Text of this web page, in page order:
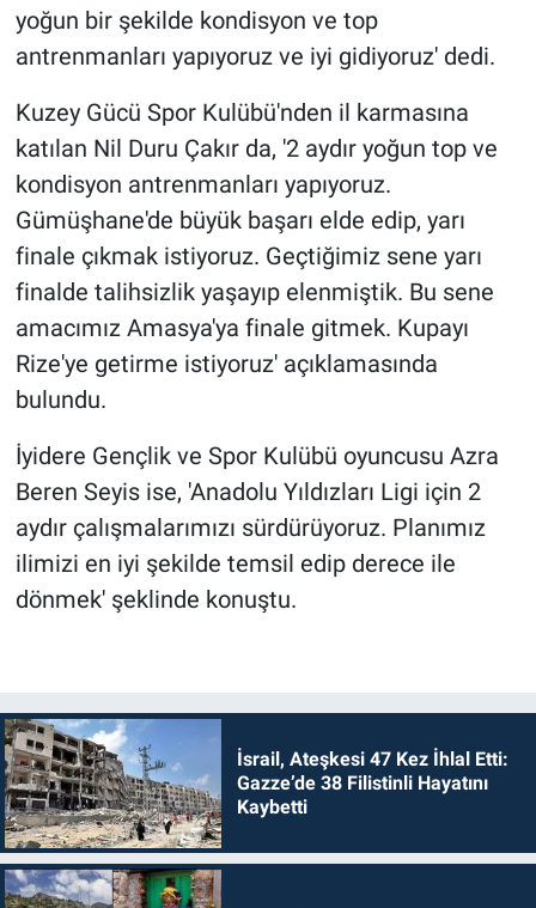
yoğun bir şekilde kondisyon ve top
antrenmanları yapıyoruz ve iyi gidiyoruz' dedi.
Kuzey Gücü Spor Kulübü'nden il karmasına
katılan Nil Duru Çakır da, '2 aydır yoğun top ve
kondisyon antrenmanları yapıyoruz.
Gümüşhane'de büyük başarı elde edip, yarı
finale çıkmak istiyoruz. Geçtiğimiz sene yarı
finalde talihsizlik yaşayıp elenmiştik. Bu sene
amacımız Amasya'ya finale gitmek. Kupayı
Rize'ye getirme istiyoruz' açıklamasında
bulundu.
İyidere Gençlik ve Spor Kulübü oyuncusu Azra
Beren Seyis ise, 'Anadolu Yıldızları Ligi için 2
aydır çalışmalarımızı sürdürüyoruz. Planımız
ilimizi en iyi şekilde temsil edip derece ile
dönmek' şeklinde konuştu.
İsrail, Ateşkesi 47 Kez İhlal Etti:
Gazze’de 38 Filistinli Hayatını
Kaybetti